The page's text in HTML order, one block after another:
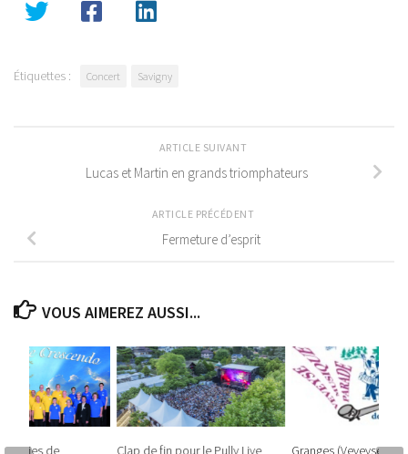
Étiquettes : Concert Savigny
ARTICLE SUIVANT
Lucas et Martin en grands triomphateurs
ARTICLE PRÉCÉDENT
Fermeture d’esprit
VOUS AIMEREZ AUSSI...
Clap de fin pour le Pully Live
Granges (Veveyse) –
de